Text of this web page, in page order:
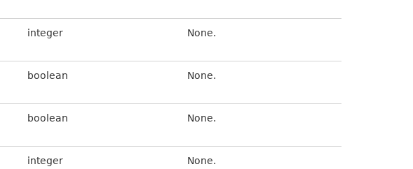
integer None.
boolean None.
boolean None.
integer None.